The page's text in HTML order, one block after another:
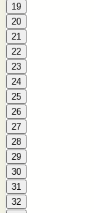
19
20
21
22
23
24
25
26
27
28
29
30
31
32